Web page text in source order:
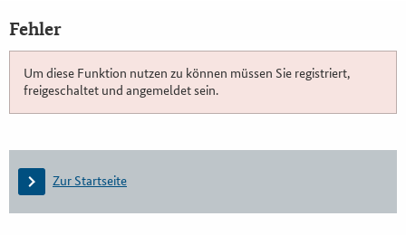
Fehler
Um diese Funktion nutzen zu können müssen Sie registriert,
freigeschaltet und angemeldet sein.
Zur Startseite